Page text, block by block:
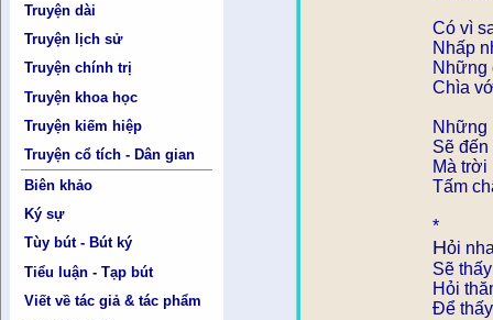
Truyện dài
Truyện lịch sử
Truyện chính trị
Truyện khoa học
Truyện kiếm hiệp
Truyện cổ tích - Dân gian
Biên khảo
Ký sự
Tùy bút - Bút ký
Tiểu luận - Tạp bút
Viết về tác giả & tác phẩm
Có vì
Nhấp
Những
Chìa
Những
Sẽ
Mà trời
Tấm
*
Hỏi
Sẽ
Hỏi
Để